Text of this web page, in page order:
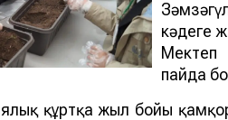
кәдеге
Мектеп
пайда
құртқа жыл бойы